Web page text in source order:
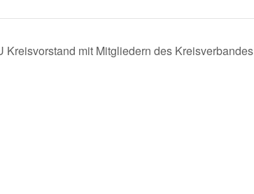
Kreisvorstand mit Mitgliedern des Kreisverbandes